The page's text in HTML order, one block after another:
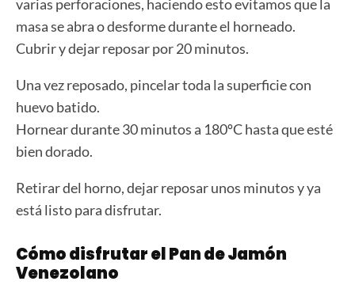
varias perforaciones, haciendo esto evitamos que la
masa se abra o desforme durante el horneado.
Cubrir y dejar reposar por 20 minutos.
Una vez reposado, pincelar toda la superficie con
huevo batido.
Hornear durante 30 minutos a 180ºC hasta que esté
bien dorado.
Retirar del horno, dejar reposar unos minutos y ya
está listo para disfrutar.
Cómo disfrutar el Pan de Jamón
Venezolano